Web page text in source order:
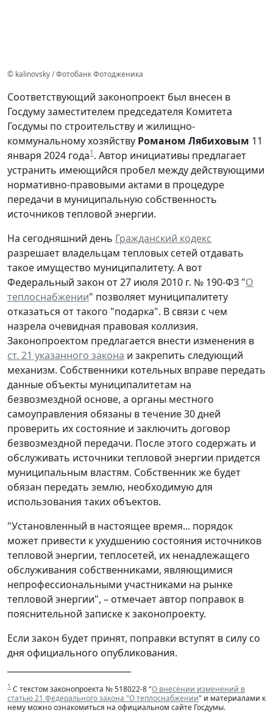
© kalinovsky / Фотобанк Фотодженика
Соответствующий законопроект был внесен в
Госдуму заместителем председателя Комитета
Госдумы по строительству и жилищно-
коммунальному хозяйству Романом Лябиховым 11
января 2024 года1. Автор инициативы предлагает
устранить имеющийся пробел между действующими
нормативно-правовыми актами в процедуре
передачи в муниципальную собственность
источников тепловой энергии.
На сегодняшний день Гражданский кодекс
разрешает владельцам тепловых сетей отдавать
такое имущество муниципалитету. А вот
Федеральный закон от 27 июля 2010 г. № 190-ФЗ "О
теплоснабжении" позволяет муниципалитету
отказаться от такого "подарка". В связи с чем
назрела очевидная правовая коллизия.
Законопроектом предлагается внести изменения в
ст. 21 указанного закона и закрепить следующий
механизм. Собственники котельных вправе передать
данные объекты муниципалитетам на
безвозмездной основе, а органы местного
самоуправления обязаны в течение 30 дней
проверить их состояние и заключить договор
безвозмездной передачи. После этого содержать и
обслуживать источники тепловой энергии придется
муниципальным властям. Собственник же будет
обязан передать землю, необходимую для
использования таких объектов.
"Установленный в настоящее время... порядок
может привести к ухудшению состояния источников
тепловой энергии, теплосетей, их ненадлежащего
обслуживания собственниками, являющимися
непрофессиональными участниками на рынке
тепловой энергии", – отмечает автор поправок в
пояснительной записке к законопроекту.
Если закон будет принят, поправки вступят в силу со
дня официального опубликования.
1 С текстом законопроекта № 518022-8 "О внесении изменений в
статью 21 Федерального закона "О теплоснабжении" и материалами к
нему можно ознакомиться на официальном сайте Госдумы.